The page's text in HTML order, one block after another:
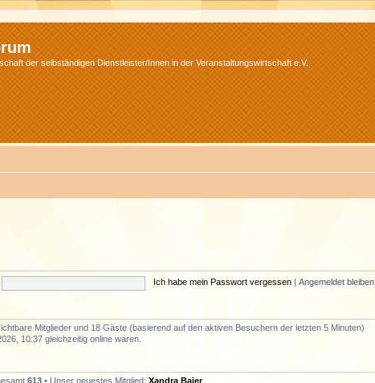
der selbständigen Dienstleister/Innen in der Veranstaltungswirtschaft e.V.
Ich habe mein Passwort vergessen Angemeldet bleiben
Mitglieder und 18 Gäste (basierend auf den aktiven Besuchern der letzten 5 Minuten)
10:37 gleichzeitig online waren.
613 • Unser neuestes Mitglied: Xandra Baier